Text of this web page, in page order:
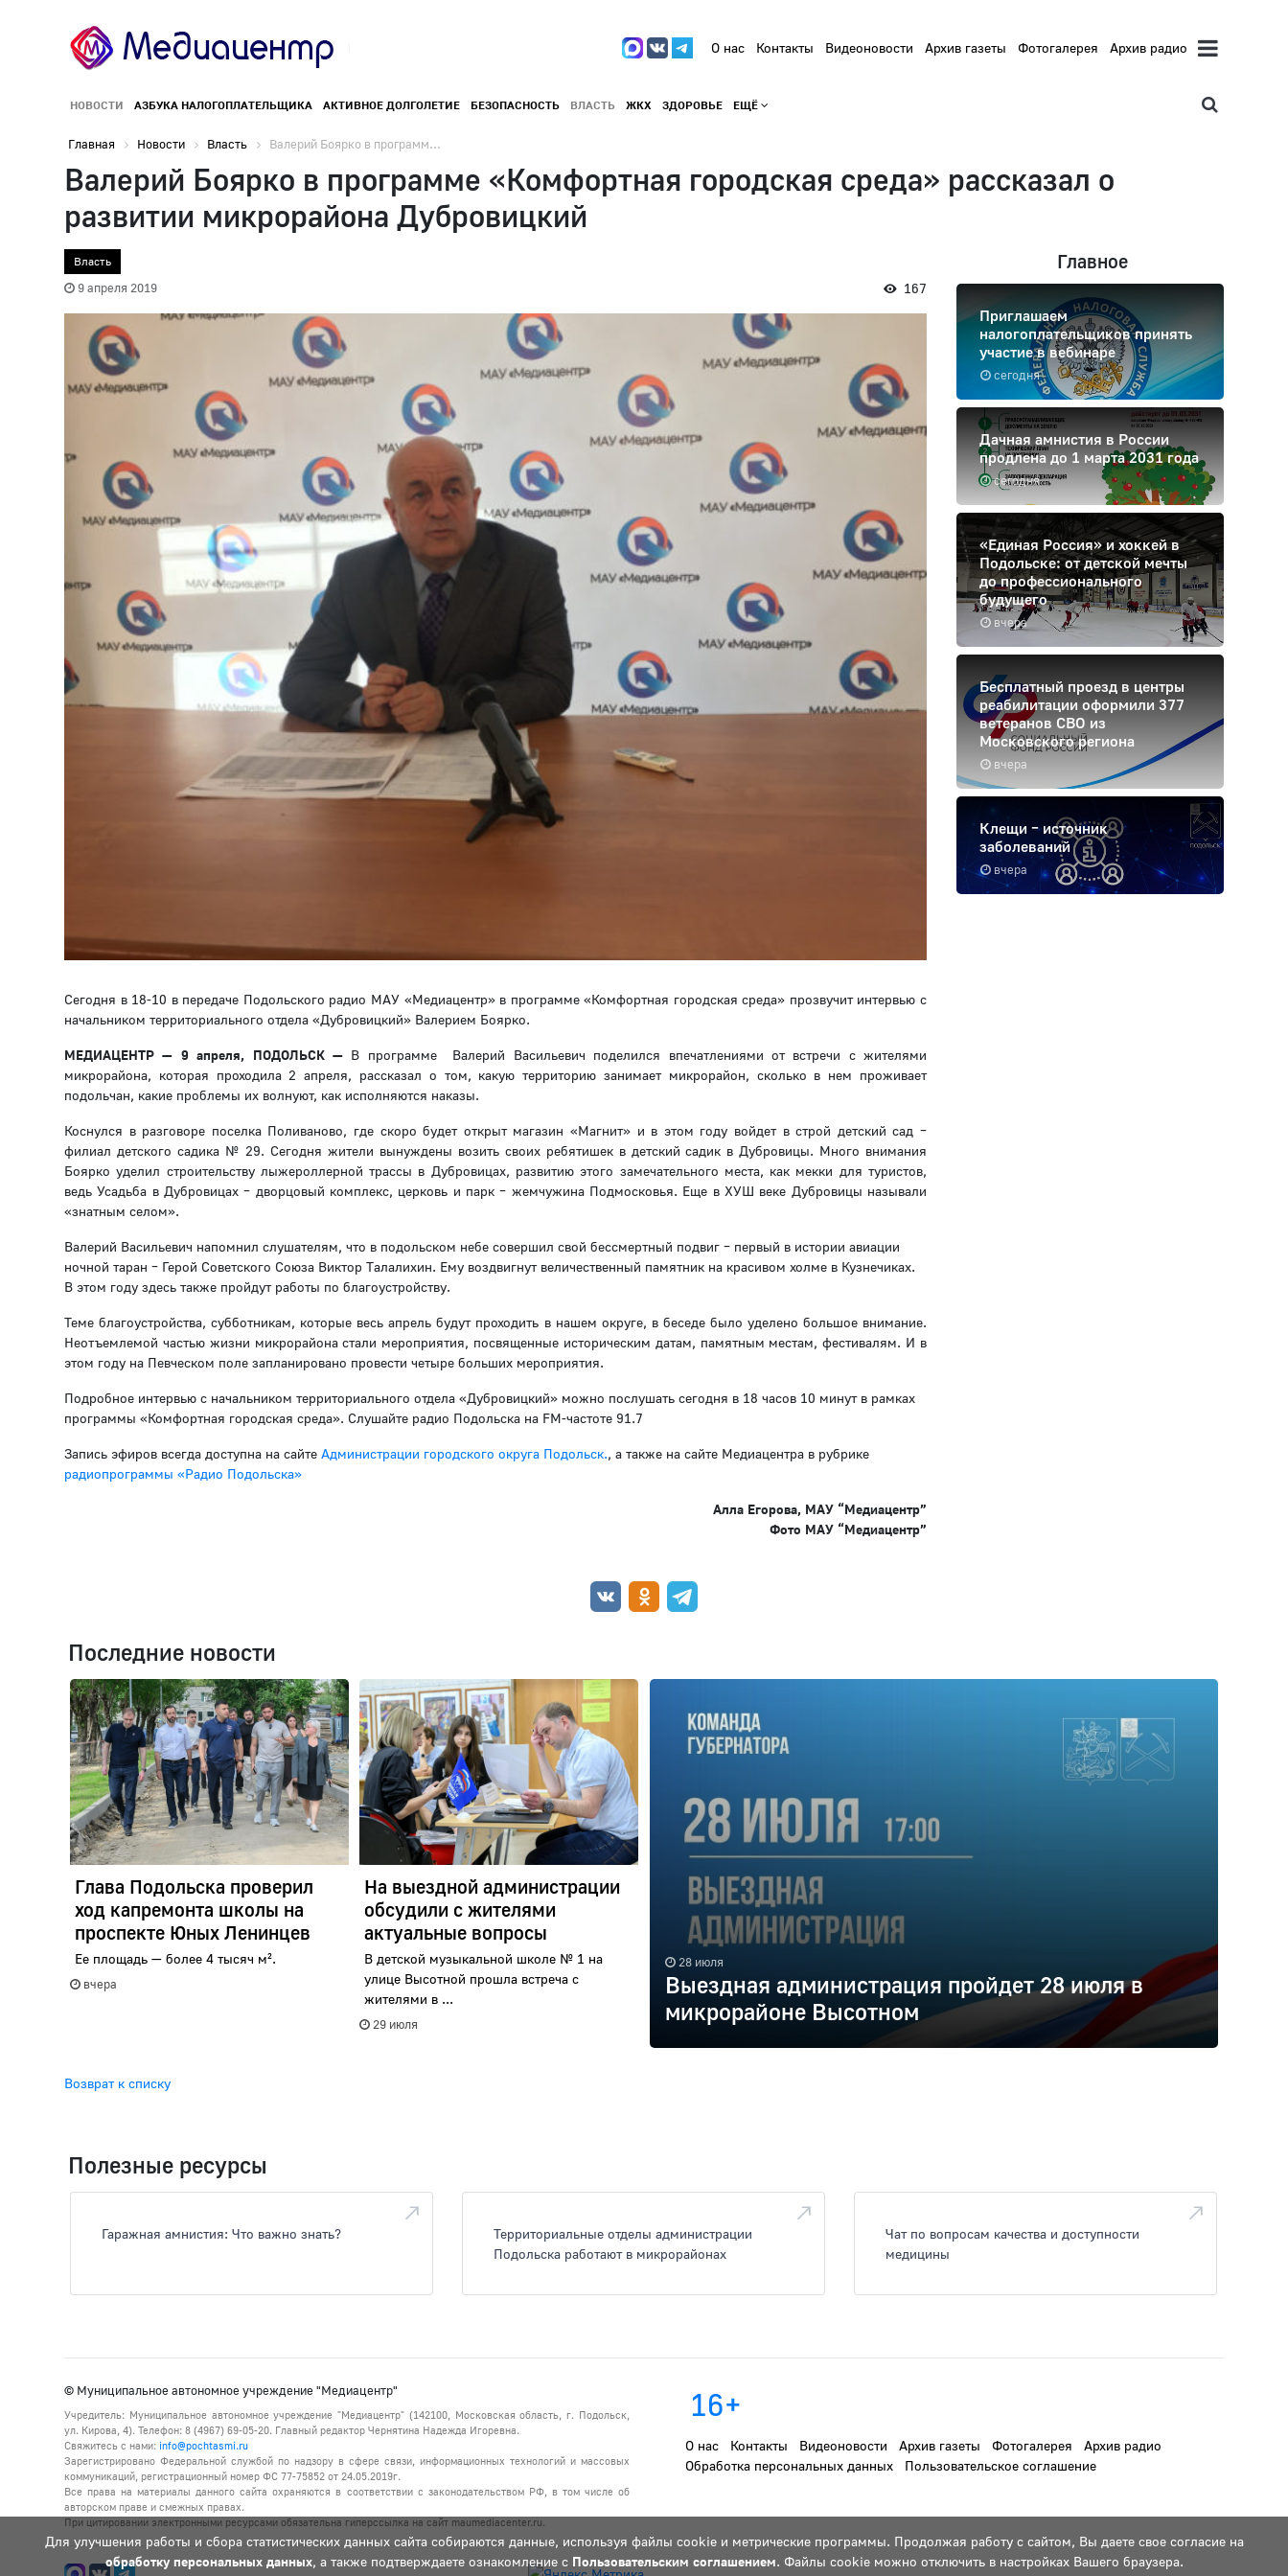
О нас Контакты Видеоновости Архив газеты Фотогалерея Архив радио
НОВОСТИ АЗБУКА НАЛОГОПЛАТЕЛЬЩИКА АКТИВНОЕ ДОЛГОЛЕТИЕ БЕЗОПАСНОСТЬ ВЛАСТЬ ЖКХ ЗДОРОВЬЕ ЕЩЁ
Главная Новости Власть Валерий Боярко в программ...
Валерий Боярко в программе «Комфортная городская среда» рассказал о
развитии микрорайона Дубровицкий
Власть
9 апреля 2019 167
Сегодня в 18-10 в передаче Подольского радио МАУ «Медиацентр» в программе «Комфортная городская среда» прозвучит интервью с
начальником территориального отдела «Дубровицкий» Валерием Боярко.
МЕДИАЦЕНТР — 9 апреля, ПОДОЛЬСК —В программе Валерий Васильевич поделился впечатлениями от встречи с жителями
микрорайона, которая проходила 2 апреля, рассказал о том, какую территорию занимает микрорайон, сколько в нем проживает
подольчан, какие проблемы их волнуют, как исполняются наказы.
Коснулся в разговоре поселка Поливаново, где скоро будет открыт магазин «Магнит» и в этом году войдет в строй детский сад –
филиал детского садика № 29. Сегодня жители вынуждены возить своих ребятишек в детский садик в Дубровицы. Много внимания
Боярко уделил строительству лыжероллерной трассы в Дубровицах, развитию этого замечательного места, как мекки для туристов,
ведь Усадьба в Дубровицах – дворцовый комплекс, церковь и парк – жемчужина Подмосковья. Еще в ХУШ веке Дубровицы называли
«знатным селом».
Валерий Васильевич напомнил слушателям, что в подольском небе совершил свой бессмертный подвиг – первый в истории авиации
ночной таран – Герой Советского Союза Виктор Талалихин. Ему воздвигнут величественный памятник на красивом холме в Кузнечиках.
В этом году здесь также пройдут работы по благоустройству.
Теме благоустройства, субботникам, которые весь апрель будут проходить в нашем округе, в беседе было уделено большое внимание.
Неотъемлемой частью жизни микрорайона стали мероприятия, посвященные историческим датам, памятным местам, фестивалям. И в
этом году на Певческом поле запланировано провести четыре больших мероприятия.
Подробное интервью с начальником территориального отдела «Дубровицкий» можно послушать сегодня в 18 часов 10 минут в рамках
программы «Комфортная городская среда». Слушайте радио Подольска на FM-частоте 91.7
Запись эфиров всегда доступна на сайте Администрации городского округа Подольск., а также на сайте Медиацентра в рубрике
радиопрограммы «Радио Подольска»
Алла Егорова, МАУ “Медиацентр”
Фото МАУ “Медиацентр”
Главное
сегодня
Приглашаем
налогоплательщиков принять
участие в вебинаре
сегодня
Дачная амнистия в России
продлена до 1 марта 2031 года
вчера
«Единая Россия» и хоккей в
Подольске: от детской мечты
до профессионального
будущего
вчера
Бесплатный проезд в центры
реабилитации оформили 377
ветеранов СВО из
Московского региона
вчера
Клещи – источник
заболеваний
Последние новости
Глава Подольска проверил
ход капремонта школы на
проспекте Юных Ленинцев
Ее площадь — более 4 тысяч м².
вчера
На выездной администрации
обсудили с жителями
актуальные вопросы
В детской музыкальной школе № 1 на
улице Высотной прошла встреча с
жителями в ...
29 июля
28 июля
Выездная администрация пройдет 28 июля в
микрорайоне Высотном
Возврат к списку
Полезные ресурсы
Гаражная амнистия: Что важно знать?
Территориальные отделы администрации
Подольска работают в микрорайонах
Чат по вопросам качества и доступности
медицины
Для улучшения работы и сбора статистических данных сайта собираются данные, используя файлы cookie и метрические программы. Продолжая работу с сайтом, Вы даете свое согласие на
обработку персональных данных, а также подтверждаете ознакомление с Пользовательским соглашением. Файлы cookie можно отключить в настройках Вашего браузера.
© Муниципальное автономное учреждение "Медиацентр"
Учредитель: Муниципальное автономное учреждение "Медиацентр" (142100, Московская область, г. Подольск,
ул. Кирова, 4). Телефон: 8 (4967) 69-05-20. Главный редактор Чернятина Надежда Игоревна.
Свяжитесь с нами: info@pochtasmi.ru
Зарегистрировано Федеральной службой по надзору в сфере связи, информационных технологий и массовых
коммуникаций, регистрационный номер ФС 77-75852 от 24.05.2019г.
Все права на материалы данного сайта охраняются в соответствии с законодательством РФ, в том числе об
авторском праве и смежных правах.
При цитировании электронными ресурсами обязательна гиперссылка на сайт maumediacenter.ru.
16+
О нас Контакты Видеоновости Архив газеты Фотогалерея
Архив радио
Обработка персональных данных
Пользовательское соглашение